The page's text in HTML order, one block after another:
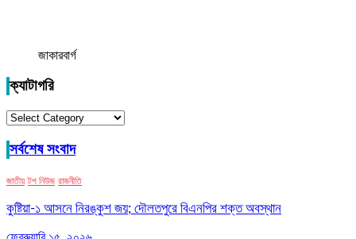
জাকারবার্গ
ক্যাটাগরি
ক্যাটাগরি
সর্বশেষ সংবাদ
জাতীয় টপ নিউজ রাজনীতি
কুষ্টিয়া-১ আসনে নিরঙ্কুশ জয়; দৌলতপুরে বিএনপির শক্ত অবস্থান